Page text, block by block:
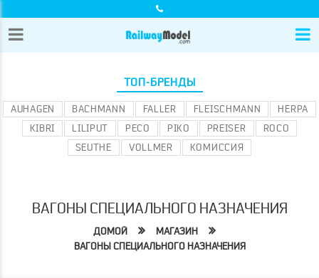
ТОП-БРЕНДЫ
AUHAGEN BACHMANN FALLER FLEISCHMANN
HERPA
KIBRI
LILIPUT PECO PIKO PREISER
ROCO
SEUTHE
VOLLMER КОМИССИЯ
ВАГОНЫ СПЕЦИАЛЬНОГО НАЗНАЧЕНИЯ
ДОМОЙ
МАГАЗИН
ВАГОНЫ СПЕЦИАЛЬНОГО НАЗНАЧЕНИЯ